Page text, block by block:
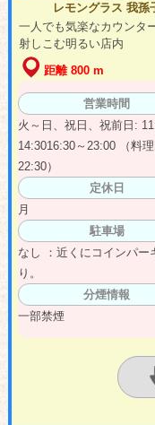
レモングラス 我孫
一人でも気楽なカウンタ
射しこむ明るい店内
距離 800 m
営業時間
火～日、祝日、祝前日:
14:3016:30～23:00 （料
22:30）
定休日
月
駐車場
なし ：近くにコインパー
り。
分煙情報
一部禁煙